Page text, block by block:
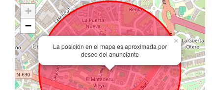
La posición en el mapa es aproximada por
deseo del anunciante
×
+
−